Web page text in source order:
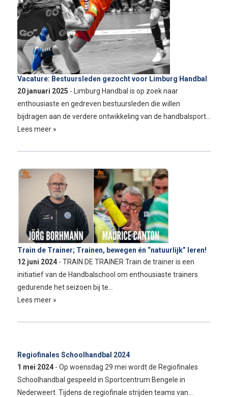
Vacature: Bestuursleden gezocht voor Limburg Handbal
20 januari 2025 - Limburg Handbal is op zoek naar
enthousiaste en gedreven bestuursleden die willen
bijdragen aan de verdere ontwikkeling van de handbalsport…
Lees meer »
Train de Trainer; Trainen, bewegen én “natuurlijk” leren!
12 juni 2024 - TRAIN DE TRAINER Train de trainer is een
initiatief van de Handbalschool om enthousiaste trainers
gedurende het seizoen bij te…
Lees meer »
Regiofinales Schoolhandbal 2024
1 mei 2024 - Op woensdag 29 mei wordt de Regiofinales
Schoolhandbal gespeeld in Sportcentrum Bengele in
Nederweert. Tijdens de regiofinale strijden teams van…